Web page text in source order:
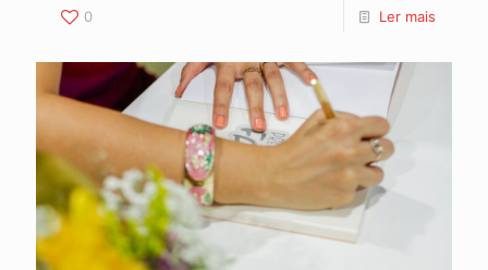
0 Ler mais